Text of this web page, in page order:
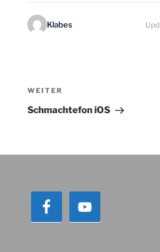
Klabes
Nächster
Beitrag
WEITER
Schmachtefon iOS